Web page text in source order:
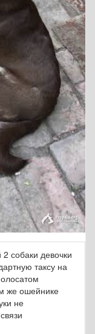
собаки девочки
таксу на
же ошейнике
не